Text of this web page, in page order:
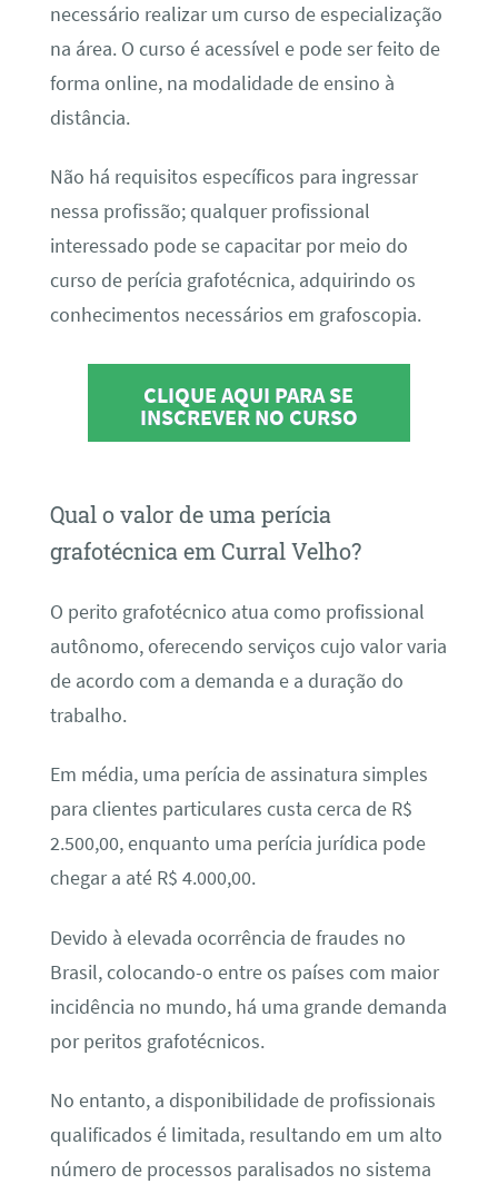
necessário realizar um curso de especialização
na área. O curso é acessível e pode ser feito de
forma online, na modalidade de ensino à
distância.
Não há requisitos específicos para ingressar
nessa profissão; qualquer profissional
interessado pode se capacitar por meio do
curso de perícia grafotécnica, adquirindo os
conhecimentos necessários em grafoscopia.
CLIQUE AQUI PARA SE
INSCREVER NO CURSO
Qual o valor de uma perícia
grafotécnica em Curral Velho?
O perito grafotécnico atua como profissional
autônomo, oferecendo serviços cujo valor varia
de acordo com a demanda e a duração do
trabalho.
Em média, uma perícia de assinatura simples
para clientes particulares custa cerca de R$
2.500,00, enquanto uma perícia jurídica pode
chegar a até R$ 4.000,00.
Devido à elevada ocorrência de fraudes no
Brasil, colocando-o entre os países com maior
incidência no mundo, há uma grande demanda
por peritos grafotécnicos.
No entanto, a disponibilidade de profissionais
qualificados é limitada, resultando em um alto
número de processos paralisados no sistema